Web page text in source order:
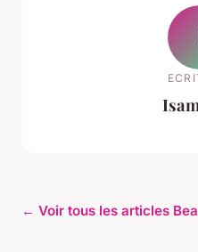
← Voir tous les articles